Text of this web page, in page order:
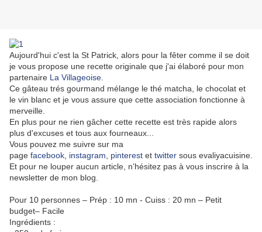
Aujourd'hui c'est la St Patrick, alors pour la fêter comme il se doit
je vous propose une recette originale que j'ai élaboré pour mon
partenaire La Villageoise
Ce gâteau trés gourmand mélange le thé matcha, le chocolat et
le vin blanc et je vous assure que cette association fonctionne à
merveille.
En plus pour ne rien gâcher cette recette est très rapide alors
plus d'excuses et tous aux fourneaux...
Vous pouvez me suivre sur ma
page facebook instagram pinterest et twitter sous evaliyacuisine.
Et pour ne louper aucun article, n’hésitez pas à vous inscrire à la
newsletter de mon blog.
Pour 10 personnes – Prép : 10 mn - Cuiss : 20 mn – Petit
budget– Facile
Ingrédients :